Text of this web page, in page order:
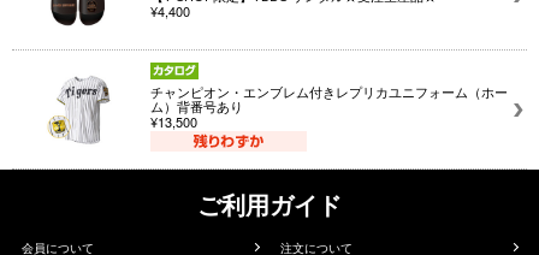
¥4,400
チャンピオン・エンブレム付きレプリカユニフォーム（ホー
ム）背番号あり
¥13,500
ご利用ガイド
会員について
注文について